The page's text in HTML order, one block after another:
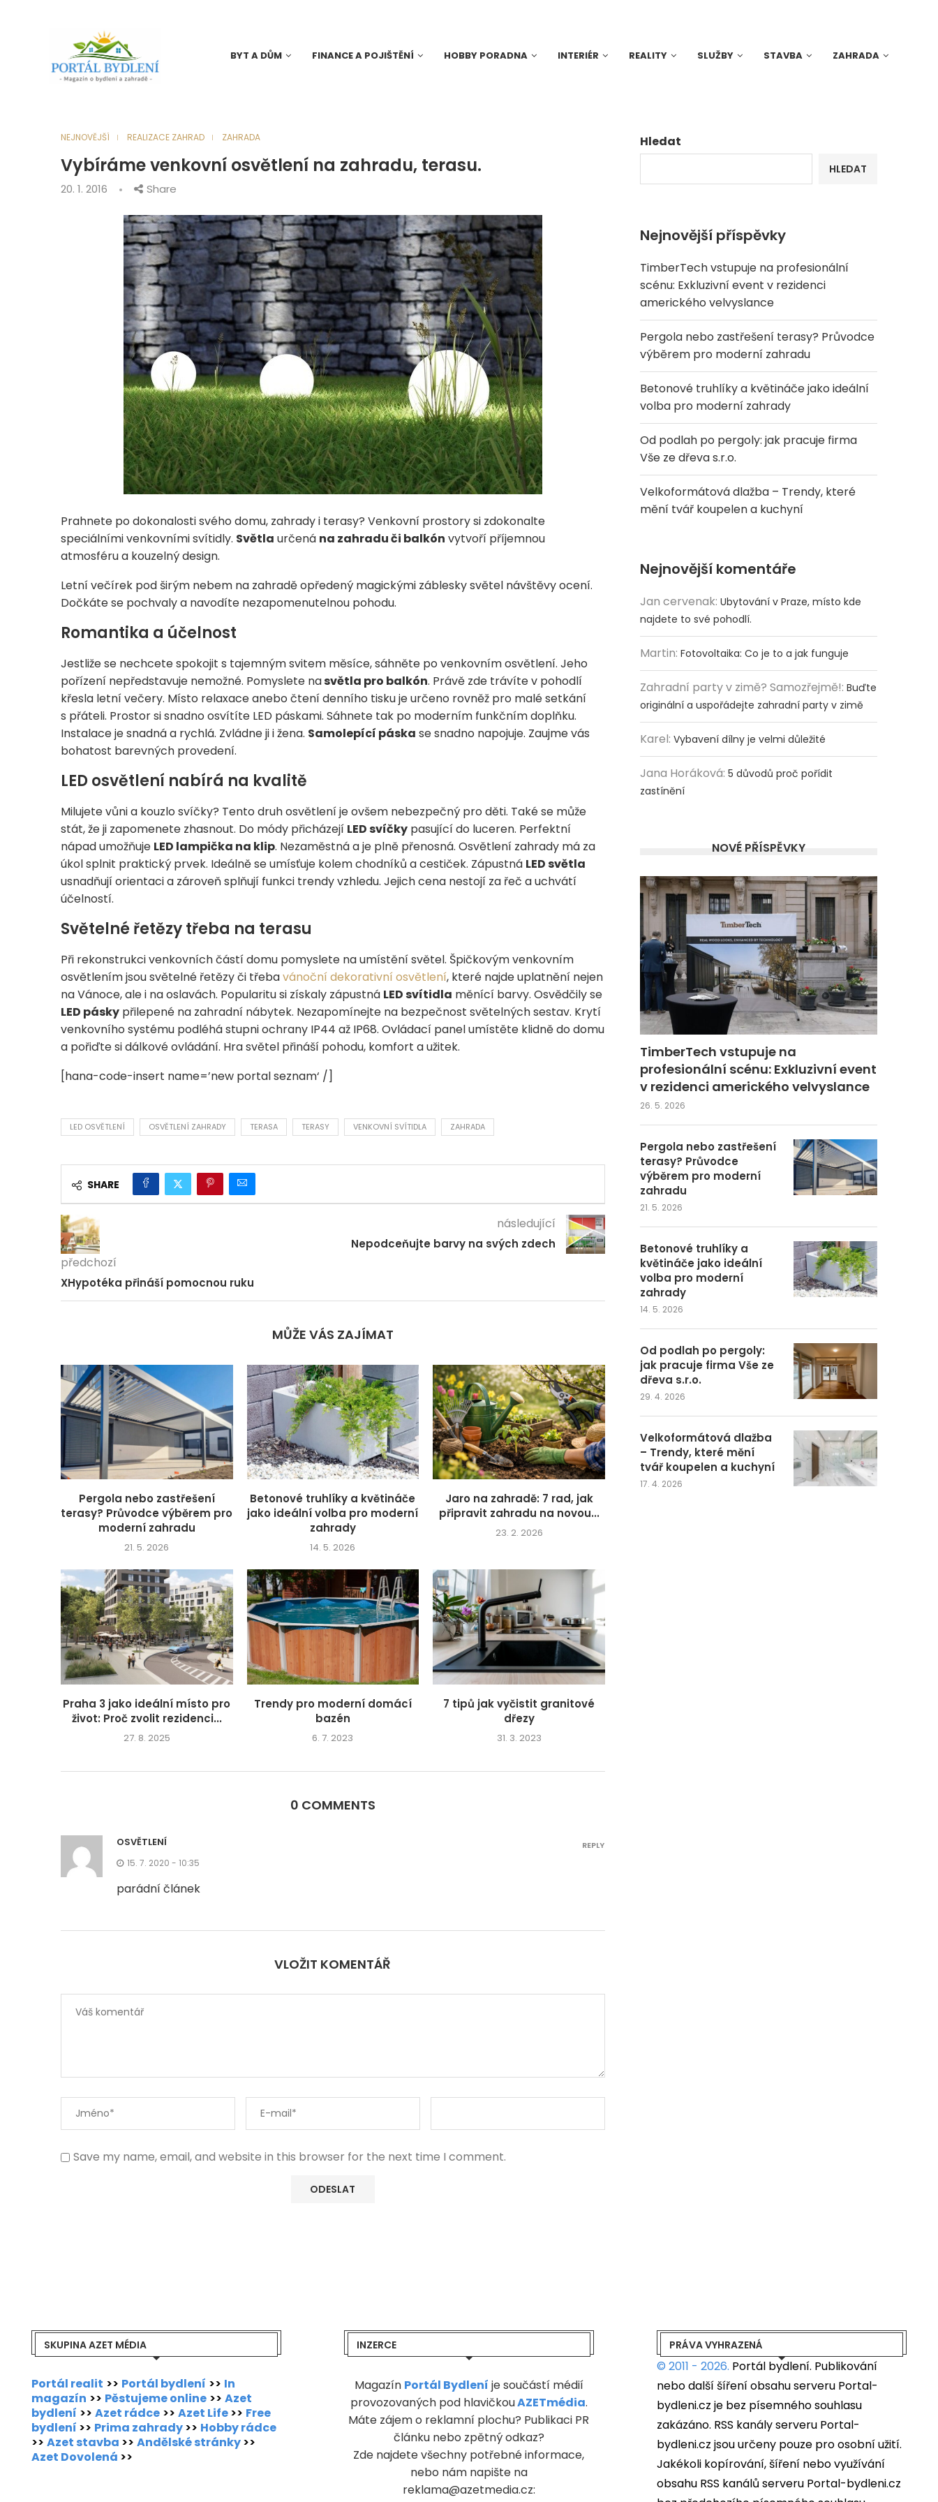
BYT A DŮM FINANCE A POJIŠTĚNÍ HOBBY PORADNA INTERIÉR REALITY SLUŽBY STAVBA ZAHRADA
NEJNOVĚJŠÍ REALIZACE ZAHRAD ZAHRADA
Vybíráme venkovní osvětlení na zahradu, terasu.
20. 1. 2016 Share
Prahnete po dokonalosti svého domu, zahrady i terasy? Venkovní prostory si zdokonalte
speciálními venkovními svítidly. Světla určená na zahradu či balkón vytvoří příjemnou
atmosféru a kouzelný design.
Letní večírek pod širým nebem na zahradě opředený magickými záblesky světel návštěvy ocení.
Dočkáte se pochvaly a navodíte nezapomenutelnou pohodu.
Romantika a účelnost
Jestliže se nechcete spokojit s tajemným svitem měsíce, sáhněte po venkovním osvětlení. Jeho
pořízení nepředstavuje nemožné. Pomyslete nasvětla pro balkón. Právě zde trávíte v pohodlí
křesla letní večery. Místo relaxace anebo čtení denního tisku je určeno rovněž pro malé setkání
s přáteli. Prostor si snadno osvítíte LED páskami. Sáhnete tak po moderním funkčním doplňku.
Instalace je snadná a rychlá. Zvládne ji i žena. Samolepící páska se snadno napojuje. Zaujme vás
bohatost barevných provedení.
LED osvětlení nabírá na kvalitě
Milujete vůni a kouzlo svíčky? Tento druh osvětlení je ovšem nebezpečný pro děti. Také se může
stát, že ji zapomenete zhasnout. Do módy přicházejí LED svíčky pasující do luceren. Perfektní
nápad umožňuje LED lampička na klip. Nezaměstná a je plně přenosná. Osvětlení zahrady má za
úkol splnit praktický prvek. Ideálně se umísťuje kolem chodníků a cestiček. Zápustná LED světla
usnadňují orientaci a zároveň splňují funkci trendy vzhledu. Jejich cena nestojí za řeč a uchvátí
účelností.
Světelné řetězy třeba na terasu
Při rekonstrukci venkovních částí domu pomyslete na umístění světel. Špičkovým venkovním
osvětlením jsou světelné řetězy či třebavánoční dekorativní osvětlení, které najde uplatnění nejen
na Vánoce, ale i na oslavách. Popularitu si získaly zápustná LED svítidla měnící barvy. Osvědčily se
LED pásky přilepené na zahradní nábytek. Nezapomínejte na bezpečnost světelných sestav. Krytí
venkovního systému podléhá stupni ochrany IP44 až IP68. Ovládací panel umístěte klidně do domu
a pořiďte si dálkové ovládání. Hra světel přináší pohodu, komfort a užitek.
[hana-code-insert name=’new portal seznam‘ /]
LED OSVĚTLENÍ OSVĚTLENÍ ZAHRADY TERASA TERASY VENKOVNÍ SVÍTIDLA ZAHRADA
SHARE
předchozí
XHypotéka přináší pomocnou ruku
následující
Nepodceňujte barvy na svých zdech
MŮŽE VÁS ZAJÍMAT
Pergola nebo zastřešení
terasy? Průvodce výběrem pro
moderní zahradu
21. 5. 2026
Betonové truhlíky a květináče
jako ideální volba pro moderní
zahrady
14. 5. 2026
Jaro na zahradě: 7 rad, jak
připravit zahradu na novou...
23. 2. 2026
Praha 3 jako ideální místo pro
život: Proč zvolit rezidenci...
27. 8. 2025
Trendy pro moderní domácí
bazén
6. 7. 2023
7 tipů jak vyčistit granitové
dřezy
31. 3. 2023
0 COMMENTS
OSVĚTLENÍ
15. 7. 2020 - 10:35
parádní článek
REPLY
VLOŽIT KOMENTÁŘ
Save my name, email, and website in this browser for the next time I comment.
Hledat
HLEDAT
Nejnovější příspěvky
TimberTech vstupuje na profesionální
scénu: Exkluzivní event v rezidenci
amerického velvyslance
Pergola nebo zastřešení terasy? Průvodce
výběrem pro moderní zahradu
Betonové truhlíky a květináče jako ideální
volba pro moderní zahrady
Od podlah po pergoly: jak pracuje firma
Vše ze dřeva s.r.o.
Velkoformátová dlažba – Trendy, které
mění tvář koupelen a kuchyní
Nejnovější komentáře
Jan cervenak: Ubytování v Praze, místo kde
najdete to své pohodlí.
Martin: Fotovoltaika: Co je to a jak funguje
Zahradní party v zimě? Samozřejmě!: Buďte
originální a uspořádejte zahradní party v zimě
Karel: Vybavení dílny je velmi důležité
Jana Horáková: 5 důvodů proč pořídit
zastínění
NOVÉ PŘÍSPĚVKY
TimberTech vstupuje na
profesionální scénu: Exkluzivní event
v rezidenci amerického velvyslance
26. 5. 2026
Pergola nebo zastřešení
terasy? Průvodce
výběrem pro moderní
zahradu
21. 5. 2026
Betonové truhlíky a
květináče jako ideální
volba pro moderní
zahrady
14. 5. 2026
Od podlah po pergoly:
jak pracuje firma Vše ze
dřeva s.r.o.
29. 4. 2026
Velkoformátová dlažba
– Trendy, které mění
tvář koupelen a kuchyní
17. 4. 2026
SKUPINA AZET MÉDIA
Portál realit >> Portál bydlení >> In
magazín >> Pěstujeme online >> Azet
bydlení >> Azet rádce >> Azet Life>> Free
bydlení >> Prima zahrady>> Hobby rádce
>> Azet stavba >> Andělské stránky>>
Azet Dovolená >>
INZERCE
Magazín Portál Bydlení je součástí médií
provozovaných pod hlavičkouAZETmédia.
Máte zájem o reklamní plochu? Publikaci PR
článku nebo zpětný odkaz?
Zde najdete všechny potřebné informace,
nebo nám napište na
reklama@azetmedia.cz:
PRÁVA VYHRAZENÁ
© 2011 - 2026. Portál bydlení. Publikování
nebo další šíření obsahu serveru Portal-
bydleni.cz je bez písemného souhlasu
zakázáno. RSS kanály serveru Portal-
bydleni.cz jsou určeny pouze pro osobní užití.
Jakékoli kopírování, šíření nebo využívání
obsahu RSS kanálů serveru Portal-bydleni.cz